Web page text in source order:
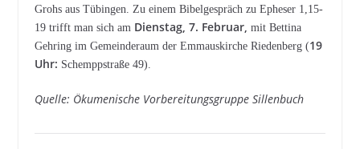
Grohs aus Tübingen. Zu einem Bibelgespräch zu Epheser 1,15-
19 trifft man sich am Dienstag, 7. Februar, mit Bettina
Gehring im Gemeinderaum der Emmauskirche Riedenberg (19
Uhr: Schemppstraße 49).
Quelle: Ökumenische Vorbereitungsgruppe Sillenbuch